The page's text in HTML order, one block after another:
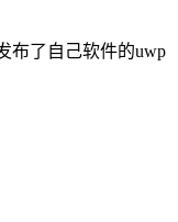
布了自己软件的uwp